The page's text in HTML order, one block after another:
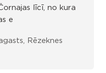
līcī, no kura
e
Rēzeknes